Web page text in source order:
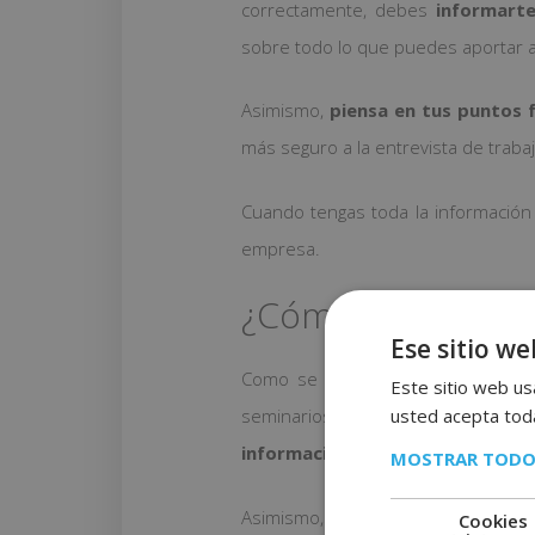
correctamente, debes
sobre todo lo que puedes aportar
Asimismo, piensa en tus puntos
más seguro a la entrevista de
Cuando tengas toda la información
empresa.
¿Cómo hacer un
Como se trata de un currículum
seminarios de temáticas que no
información de rellenoque no
Asimismo, se da por hecho que
Ese sitio
Este sitio web
usted acepta
MOSTRAR
Cookies